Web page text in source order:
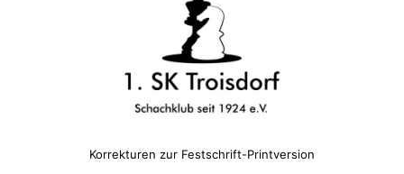
Korrekturen zur Festschrift-Printversion